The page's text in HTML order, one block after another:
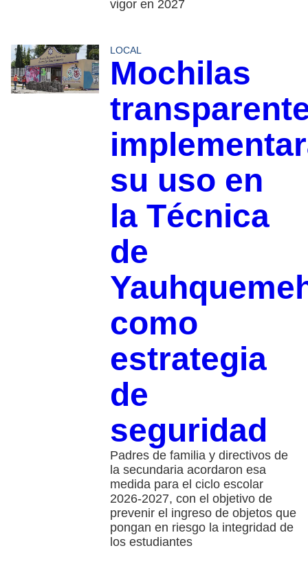
vigor en 2027
LOCAL
Mochilas
su uso en
la Técnica
de
como
estrategia
de
seguridad
Padres de familia y directivos de
la secundaria acordaron esa
medida para el ciclo escolar
2026-2027, con el objetivo de
prevenir el ingreso de objetos que
pongan en riesgo la integridad de
los estudiantes